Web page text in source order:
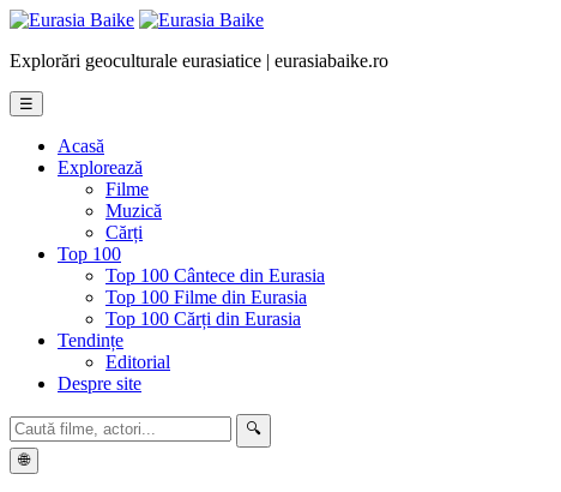
Explorări geoculturale eurasiatice | eurasiabaike.ro
☰
Acasă
Explorează
Filme
Muzică
Cărți
Top 100
Top 100 Cântece din Eurasia
Top 100 Filme din Eurasia
Top 100 Cărți din Eurasia
Tendințe
Editorial
Despre site
🔍
🌐